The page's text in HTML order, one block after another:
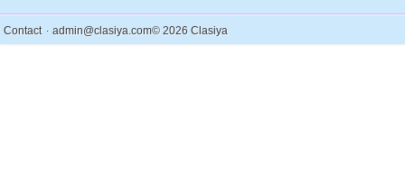
Contact . admin@clasiya.com© 2026 Clasiya